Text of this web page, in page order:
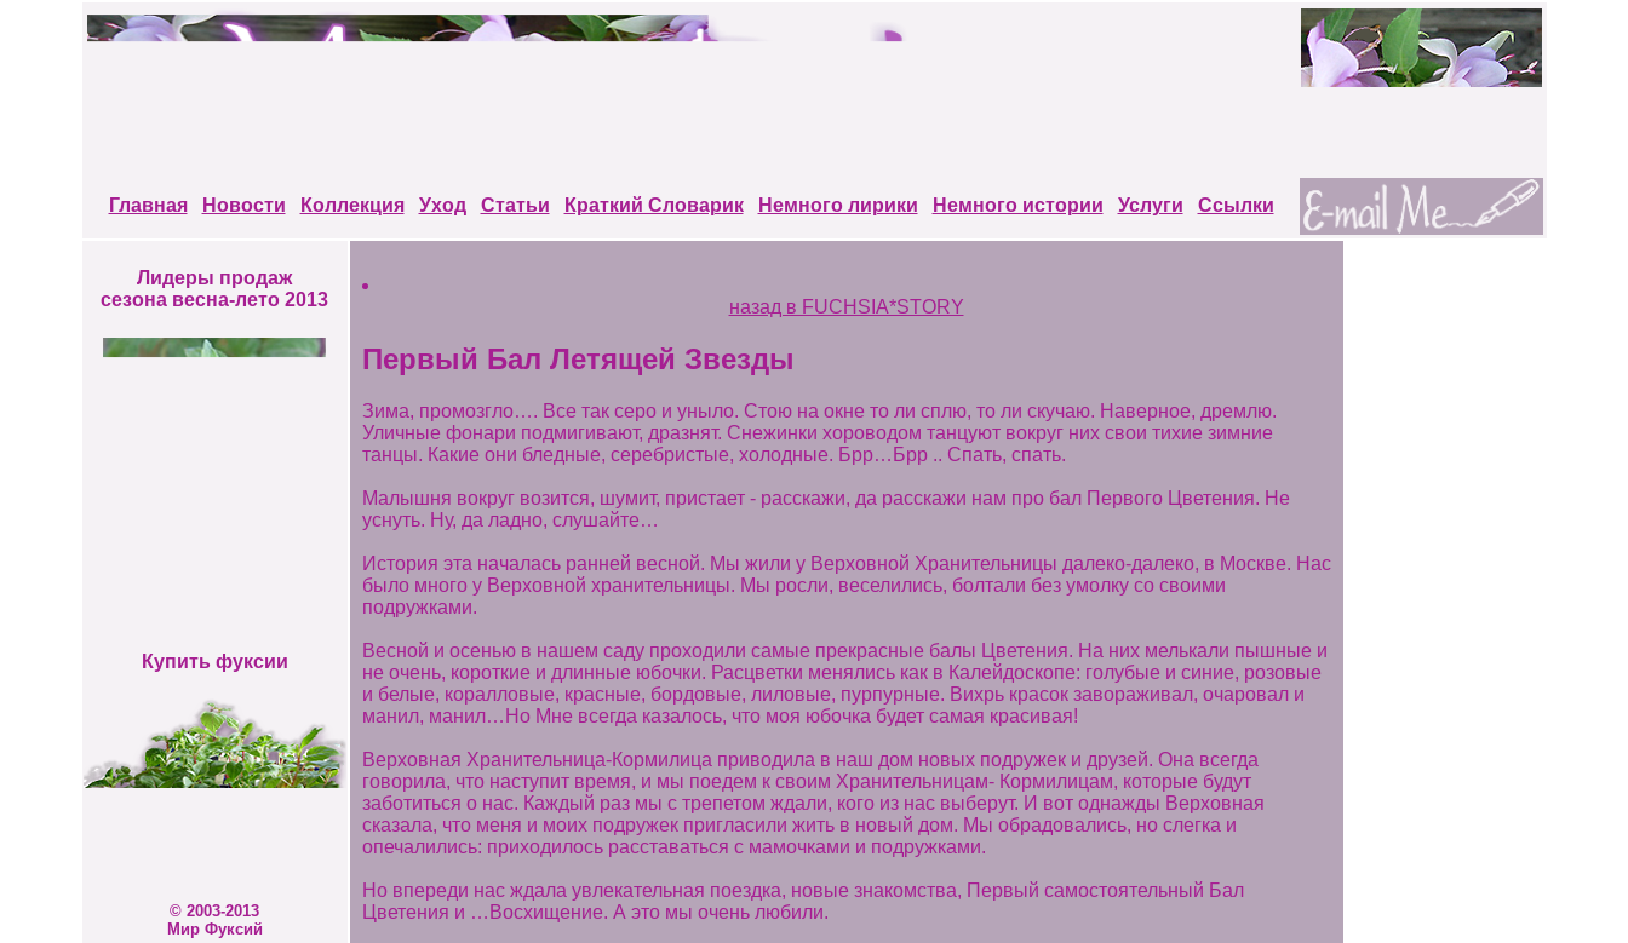
Главная Новости Коллекция Уход Статьи Краткий Cловарик Немного лирики Немного истории Услуги Ссылки
Лидеры продаж
сезона весна-лето 2013
Купить фуксии
© 2003-2013
Мир Фуксий
назад в FUCHSIA*STORY
Первый Бал Летящей Звезды
Зима, промозгло…. Все так серо и уныло. Стою на окне то ли сплю, то ли скучаю. Наверное, дремлю.
Уличные фонари подмигивают, дразнят. Снежинки хороводом танцуют вокруг них свои тихие зимние
танцы. Какие они бледные, серебристые, холодные. Брр…Брр .. Спать, спать.
Малышня вокруг возится, шумит, пристает - расскажи, да расскажи нам про бал Первого Цветения. Не
уснуть. Ну, да ладно, слушайте…
История эта началась ранней весной. Мы жили у Верховной Хранительницы далеко-далеко, в Москве. Нас
было много у Верховной хранительницы. Мы росли, веселились, болтали без умолку со своими
подружками.
Весной и осенью в нашем саду проходили самые прекрасные балы Цветения. На них мелькали пышные и
не очень, короткие и длинные юбочки. Расцветки менялись как в Калейдоскопе: голубые и синие, розовые
и белые, коралловые, красные, бордовые, лиловые, пурпурные. Вихрь красок завораживал, очаровал и
манил, манил…Но Мне всегда казалось, что моя юбочка будет самая красивая!
Верховная Хранительница-Кормилица приводила в наш дом новых подружек и друзей. Она всегда
говорила, что наступит время, и мы поедем к своим Хранительницам- Кормилицам, которые будут
заботиться о нас. Каждый раз мы с трепетом ждали, кого из нас выберут. И вот однажды Верховная
сказала, что меня и моих подружек пригласили жить в новый дом. Мы обрадовались, но слегка и
опечалились: приходилось расставаться с мамочками и подружками.
Но впереди нас ждала увлекательная поездка, новые знакомства, Первый самостоятельный Бал
Цветения и …Восхищение. А это мы очень любили.